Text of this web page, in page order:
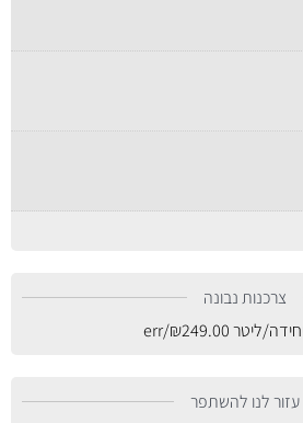
צרכנות נבונה
ליטר
₪249.00
/err
עזור לנו להשתפר